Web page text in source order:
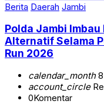
Berita Daerah Jambi
Polda Jambi
Alternatif Selama
Run 2026
calendar_month8
account_circle
0Komentar